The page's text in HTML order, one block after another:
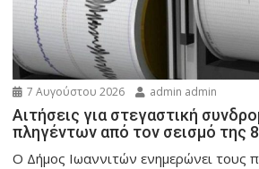
7 Αυγούστου 2026 admin admin
Αιτήσεις για στεγαστική
πληγέντων από τον σεισμό της
Ο Δήμος Ιωαννιτών ενημερώνει τους